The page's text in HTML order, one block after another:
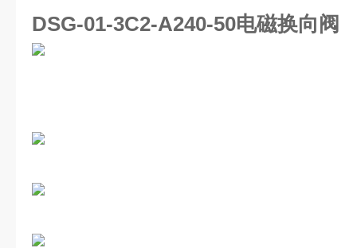
DSG-01-3C2-A240-50电磁换向阀